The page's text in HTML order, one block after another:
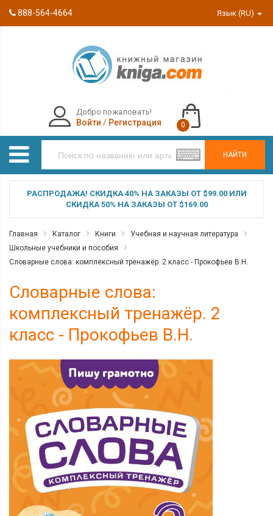
888-564-4664 Язык (RU)
НАЙТИ
Добро пожаловать!
Войти / Регистрация 0
РАСПРОДАЖА! СКИДКА 40% НА ЗАКАЗЫ ОТ $99.00 ИЛИ
СКИДКА 50% НА ЗАКАЗЫ ОТ $169.00
Главная Каталог Книги
Учебная и научная литература
Школьные учебники и пособия
Словарные слова: комплексный тренажёр. 2 класс - Прокофьев В.Н.
Словарные слова:
комплексный тренажёр. 2
класс - Прокофьев В.Н.